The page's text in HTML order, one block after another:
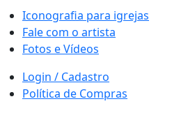
Iconografia para igrejas
Fale com o artista
Fotos e Vídeos
Login / Cadastro
Política de Compras